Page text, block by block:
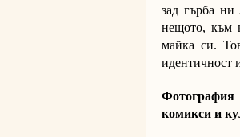
зад гърба ни
нещото, към
майка си.
Фотография
комикси и